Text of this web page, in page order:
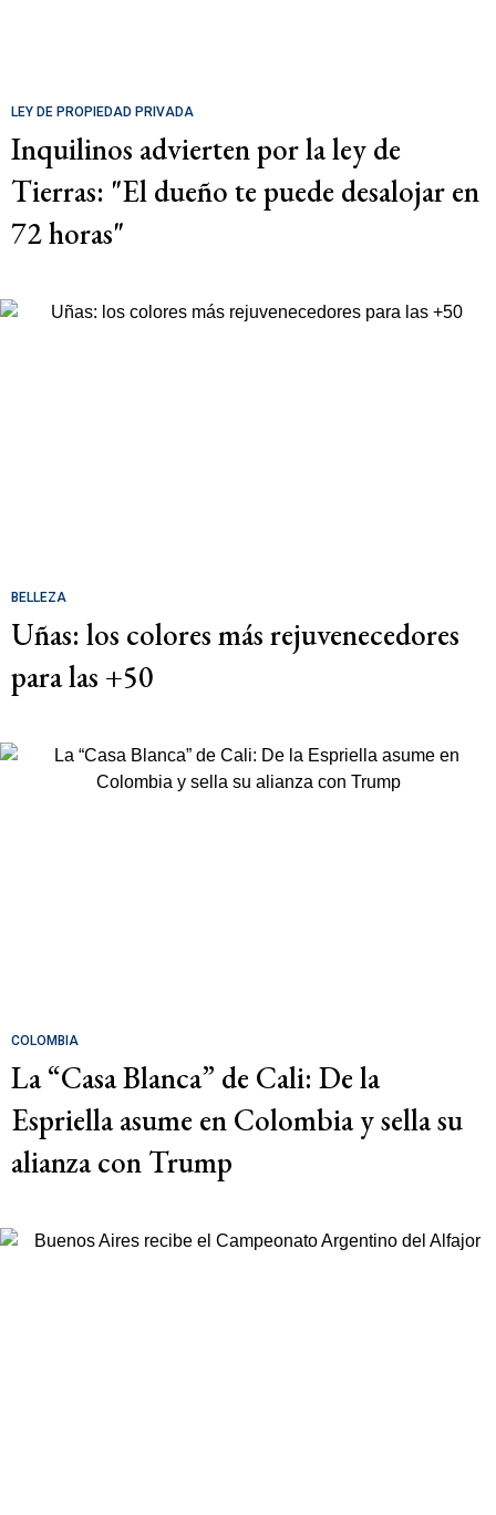
LEY DE PROPIEDAD PRIVADA
Inquilinos advierten por la ley de
Tierras: "El dueño te puede desalojar en
72 horas"
BELLEZA
Uñas: los colores más rejuvenecedores
para las +50
COLOMBIA
La “Casa Blanca” de Cali: De la
Espriella asume en Colombia y sella su
alianza con Trump